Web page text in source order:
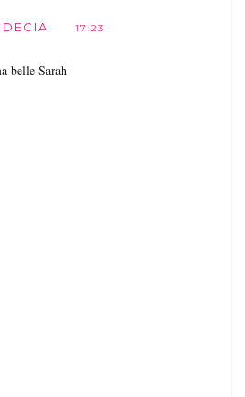
17:23
belle Sarah